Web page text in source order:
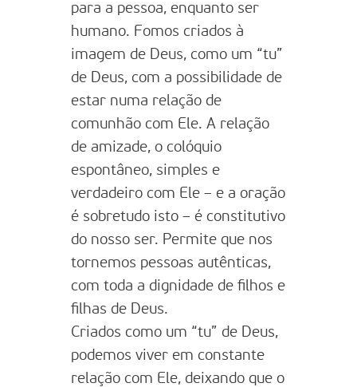
para a pessoa, enquanto ser
humano. Fomos criados à
imagem de Deus, como um “tu”
de Deus, com a possibilidade de
estar numa relação de
comunhão com Ele. A relação
de amizade, o colóquio
espontâneo, simples e
verdadeiro com Ele – e a oração
é sobretudo isto – é constitutivo
do nosso ser. Permite que nos
tornemos pessoas autênticas,
com toda a dignidade de filhos e
filhas de Deus.
Criados como um “tu” de Deus,
podemos viver em constante
relação com Ele, deixando que o